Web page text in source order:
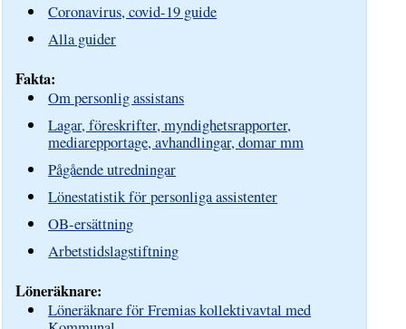
Coronavirus, covid-19 guide
Alla guider
Fakta:
Om personlig assistans
Lagar, föreskrifter, myndighetsrapporter,
mediarepportage, avhandlingar, domar mm
Pågående utredningar
Lönestatistik för personliga assistenter
OB-ersättning
Arbetstidslagstiftning
Löneräknare:
Löneräknare för Fremias kollektivavtal med